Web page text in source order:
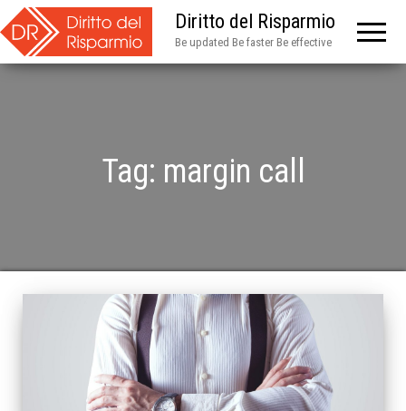
Diritto del Risparmio
Be updated Be faster Be effective
Tag: margin call